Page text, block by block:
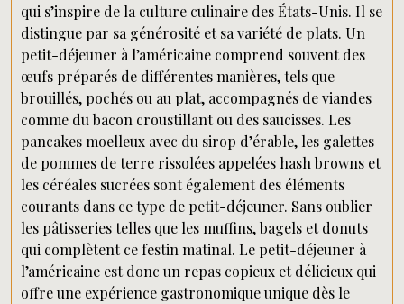
qui s’inspire de la culture culinaire des États-Unis. Il se
distingue par sa générosité et sa variété de plats. Un
petit-déjeuner à l’américaine comprend souvent des
œufs préparés de différentes manières, tels que
brouillés, pochés ou au plat, accompagnés de viandes
comme du bacon croustillant ou des saucisses. Les
pancakes moelleux avec du sirop d’érable, les galettes
de pommes de terre rissolées appelées hash browns et
les céréales sucrées sont également des éléments
courants dans ce type de petit-déjeuner. Sans oublier
les pâtisseries telles que les muffins, bagels et donuts
qui complètent ce festin matinal. Le petit-déjeuner à
l’américaine est donc un repas copieux et délicieux qui
offre une expérience gastronomique unique dès le